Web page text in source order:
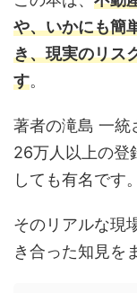
や、いかにも簡
き、現実のリス
す。
著者の滝島 一統
26万人以上の登
しても有名です。
そのリアルな現
き合った知見を